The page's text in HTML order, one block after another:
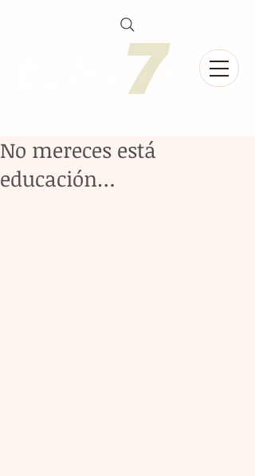
No mereces está
educación…